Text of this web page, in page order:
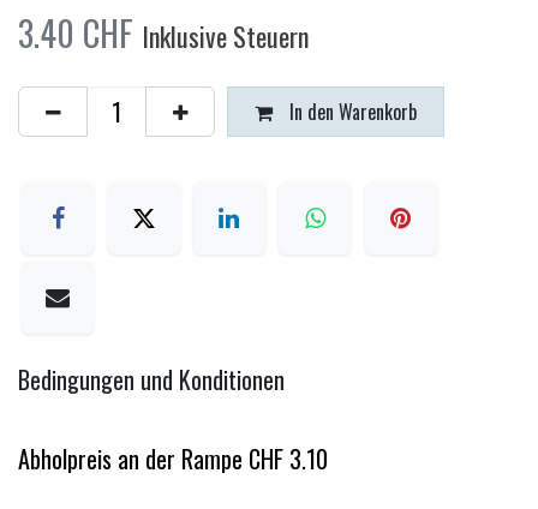
3.40 CHF Inklusive Steuern
In den Warenkorb
Bedingungen und Konditionen
Abholpreis an der Rampe CHF 3.10